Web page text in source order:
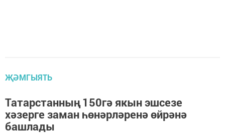
ҖӘМГЫЯТЬ
Татарстанның 150гә якын эшсезе
хәзерге заман һөнәрләренә өйрәнә
башлады